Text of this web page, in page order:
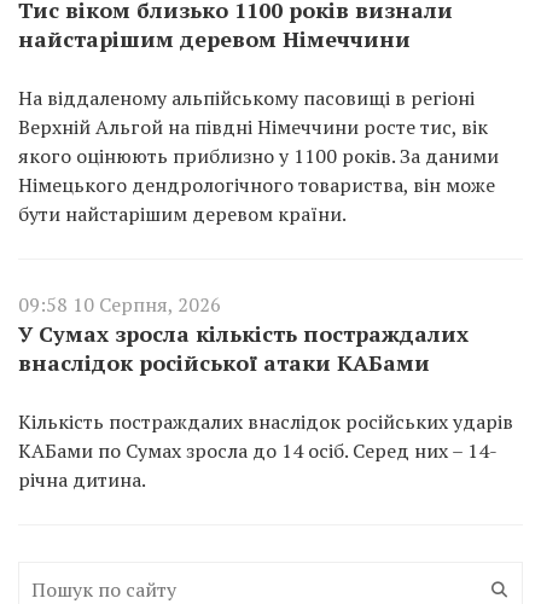
Тис віком близько 1100 років визнали
найстарішим деревом Німеччини
На віддаленому альпійському пасовищі в регіоні
Верхній Альгой на півдні Німеччини росте тис, вік
якого оцінюють приблизно у 1100 років. За даними
Німецького дендрологічного товариства, він може
бути найстарішим деревом країни.
09:58 10 Серпня, 2026
У Сумах зросла кількість постраждалих
внаслідок російської атаки КАБами
Кількість постраждалих внаслідок російських ударів
КАБами по Сумах зросла до 14 осіб. Серед них – 14-
річна дитина.